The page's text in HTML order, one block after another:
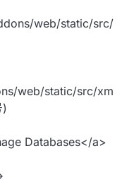
web/static/src/
web/static/src/xm
Databases</a>